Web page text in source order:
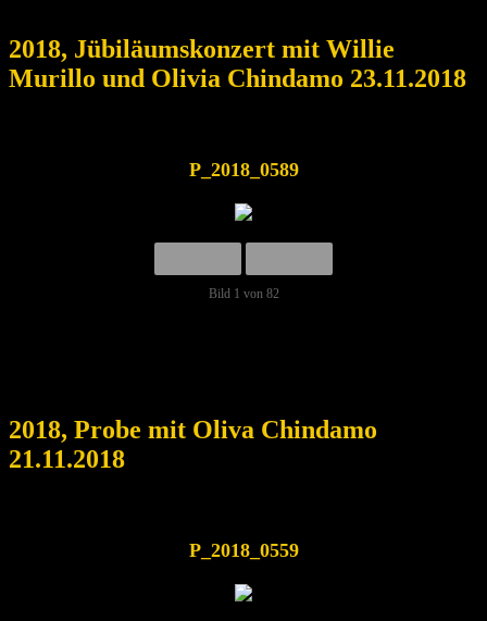
2018, Jübiläumskonzert mit Willie
Murillo und Olivia Chindamo 23.11.2018
P_2018_0589
Bild 1 von 82
2018, Probe mit Oliva Chindamo
21.11.2018
P_2018_0559